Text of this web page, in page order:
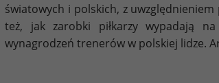
światowych i polskich, z
też, jak zarobki piłkarzy wypadają
wynagrodzeń trenerów w polskiej lidze.